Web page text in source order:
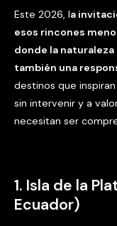
Este 2026, la
esos rincones
donde la
también una
destinos que
sin intervenir y a
necesitan ser
1. Isla de la
Ecuador)